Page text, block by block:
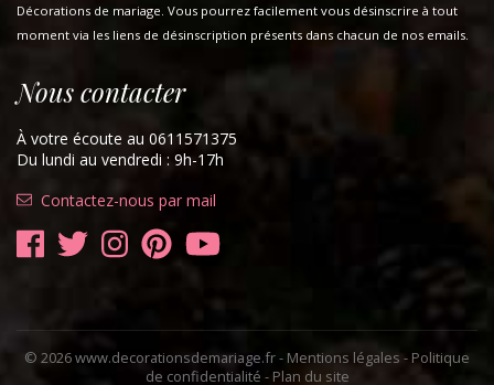
Décorations de mariage. Vous pourrez facilement vous désinscrire à tout
moment via les liens de désinscription présents dans chacun de nos emails.
Nous contacter
À votre écoute au 0611571375
Du lundi au vendredi : 9h-17h
Contactez-nous par mail
© 2026 www.decorationsdemariage.fr - Mentions légales-Politique
de confidentialité - Plan du site